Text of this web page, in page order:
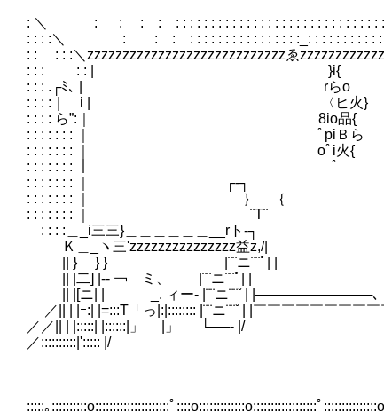
: ＼ : : : : : : : : : : : : : : : : : : : : : : : : : : : : : : : : : : : :
: : : :＼ : : : : : : : : : : : : : : : : : : :_: : : : : : : : : : : : : :
: : : : :＼zzzzzzzzzzzzzzzzzzzzzzzzzzzzゑ
: : : : : | }i{
: : : .┌ﾐ､ | r
: : : :｜ i | 〈ヒ
: : : : ら”:｜ 8io品{ ￣ミ
: : : : : : : ｜ ﾟpiＢら
: : : : : : : ｜ oﾟi火{ {
: : : : : : : ｜ ﾟ
: : : : : : : ｜ ┌‐┐
: : : : : : : ｜ ｝ ｛
: : : : : : : ｜ ¨T¨
: : : :＿_i三三}＿＿＿＿＿
Ｋ＿_ヽ三
|| } } } |¨¨ニ¨¨ﾟ
|| |二] |-‐ ￢ ミ、 |¨¨ニ¨¨
|| |[ニ| | _. ィー‐ |¨¨ニ¨¨ﾟ| |────────────
／|| | |ｰ:| |=:::T「っ|:|:::::::: |¨¨ニ¨¨ﾟ| |￣￣￣￣￣￣￣￣
／／|| | |:::::| |::::::|」 |」
／
〈
:::::｡::::::::::o:::::::::::::::::::::ﾟ::::o:::::::::::::o::::::::::::::::::ﾟ